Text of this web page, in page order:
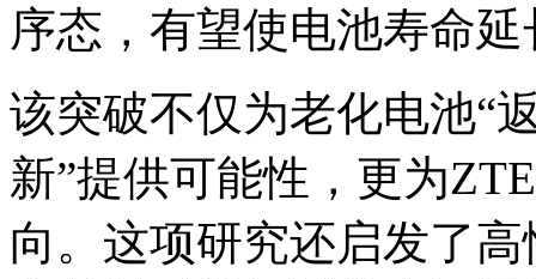
序态，有望使电池寿命
该突破不仅为老化电池“
新”提供可能性，更为
向。这项研究还启发了